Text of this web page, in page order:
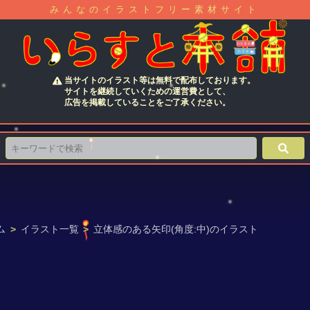
みんなのイラストフリー素材サイト
当サイトのイラスト等は無料で配布しております。
サイトを継続していくための運営費として、
広告を掲載していることをご了承ください。
> イラスト一覧 > 立体感のある矢印(角度:中)のイラスト